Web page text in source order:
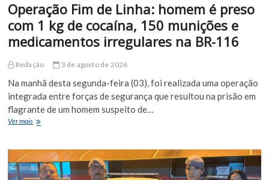
Operação Fim de Linha: homem é preso
com 1 kg de cocaína, 150 munições e
medicamentos irregulares na BR-116
Redação 3 de agosto de 2026
Na manhã desta segunda-feira (03), foi realizada uma operação
integrada entre forças de segurança que resultou na prisão em
flagrante de um homem suspeito de…
Ver maisOperação
Linha:
homem
é